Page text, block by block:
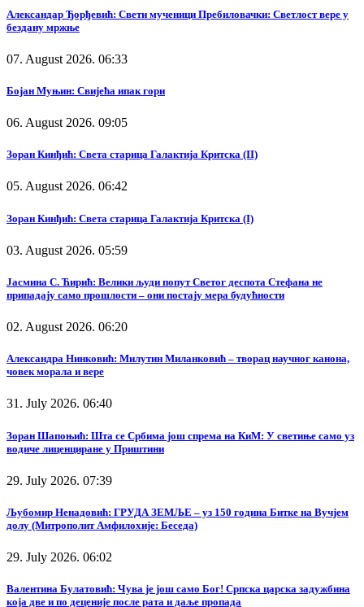
Александар Ђорђевић: Свети мученици Пребиловачки: Светлост вере у
бездану мржње
07. August 2026. 06:33
Бојан Муњин: Свијећа ипак гори
06. August 2026. 09:05
Зоран Кинђић: Света старица Галактија Критска (II)
05. August 2026. 06:42
Зоран Кинђић: Света старица Галактија Критска (I)
03. August 2026. 05:59
Јасмина С. Ћирић: Велики људи попут Светог деспота Стефана не
припадају само прошлости – они постају мера будућности
02. August 2026. 06:20
Александра Нинковић: Милутин Миланковић – творац научног канона,
човек морала и вере
31. July 2026. 06:40
Зоран Шапоњић: Шта се Србима још спрема на КиМ: У светиње само уз
водиче лиценциране у Приштини
29. July 2026. 07:39
Љубомир Ненадовић: ГРУДА ЗЕМЉЕ – уз 150 година Битке на Вучјем
долу (Митрополит Амфилохије: Беседа)
29. July 2026. 06:02
Валентина Булатовић: Чува је још само Бог! Српска царска задужбина
која две и по деценије после рата и даље пропада